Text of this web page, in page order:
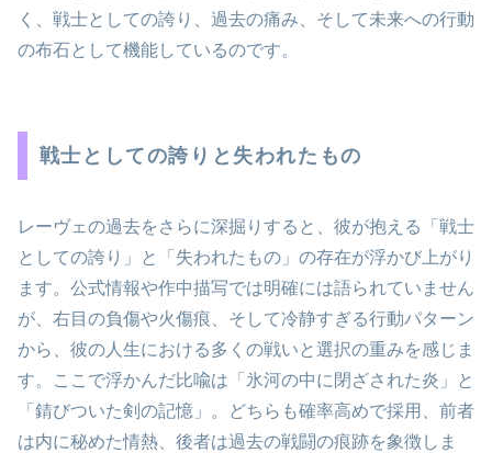
く、戦士としての誇り、過去の痛み、そして未来への行動
の布石として機能しているのです。
戦士としての誇りと失われたもの
レーヴェの過去をさらに深掘りすると、彼が抱える「戦士
としての誇り」と「失われたもの」の存在が浮かび上がり
ます。公式情報や作中描写では明確には語られていません
が、右目の負傷や火傷痕、そして冷静すぎる行動パターン
から、彼の人生における多くの戦いと選択の重みを感じま
す。ここで浮かんだ比喩は「氷河の中に閉ざされた炎」と
「錆びついた剣の記憶」。どちらも確率高めで採用、前者
は内に秘めた情熱、後者は過去の戦闘の痕跡を象徴しま